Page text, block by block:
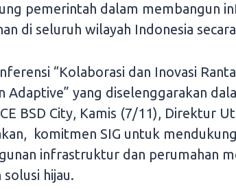
pemerintah dalam membangun
di seluruh wilayah Indonesia
“Kolaborasi dan Inovasi
Adaptive” yang diselenggarakan
BSD City, Kamis (7/11), Direktur
komitmen SIG untuk
infrastruktur dan perumahan
solusi hijau.